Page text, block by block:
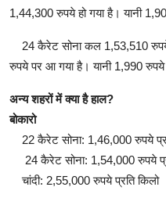
1,44,300 रुपये हो गया है। यानी
24 कैरेट सोना कल 1,53,510
रुपये पर आ गया है। यानी 1,990 रुपये
अन्य शहरों में क्या है हाल?
बोकारो
22 कैरेट सोना: 1,46,000 रुपये
24 कैरेट सोना: 1,54,000 रुपये
चांदी: 2,55,000 रुपये प्रति किलो